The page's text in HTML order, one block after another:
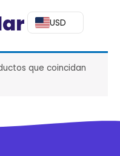
USD
que coincidan